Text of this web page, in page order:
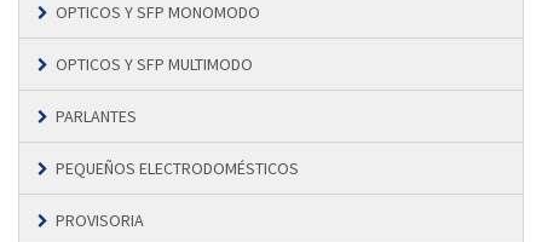
OPTICOS Y SFP MONOMODO
OPTICOS Y SFP MULTIMODO
PARLANTES
PEQUEÑOS ELECTRODOMÉSTICOS
PROVISORIA